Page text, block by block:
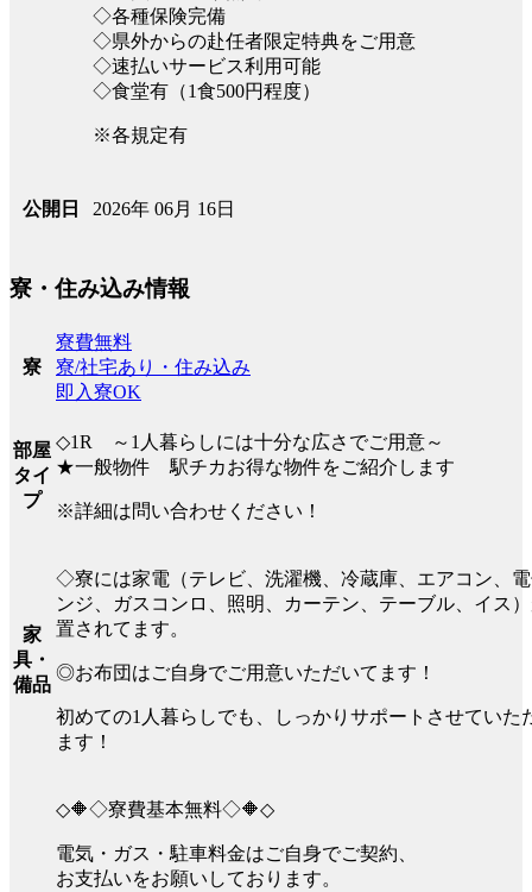
◇各種保険完備
◇県外からの赴任者限定特典をご用意
◇速払いサービス利用可能
◇食堂有（1食500円程度）
※各規定有
公開日 2026年 06月 16日
寮・住み込み情報
寮
寮費無料
寮/社宅あり・住み込み
即入寮OK
部屋
タイ
プ
◇1R ～1人暮らしには十分な広さでご用意～
★一般物件 駅チカお得な物件をご紹介します
※詳細は問い合わせください！
家
具・
備品
◇寮には家電（テレビ、洗濯機、冷蔵庫、エアコン、
ンジ、ガスコンロ、照明、カーテン、テーブル、イス
置されてます。
◎お布団はご自身でご用意いただいてます！
初めての1人暮らしでも、しっかりサポートさせていた
ます！
◇🔶◇寮費基本無料◇🔶◇
電気・ガス・駐車料金はご自身でご契約、
お支払いをお願いしております。